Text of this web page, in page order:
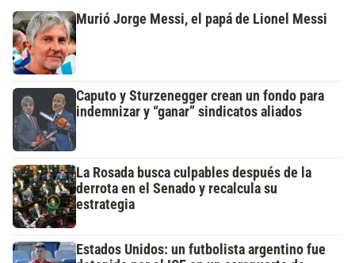
Murió Jorge Messi, el papá de Lionel Messi
Caputo y Sturzenegger crean un fondo para
indemnizar y “ganar” sindicatos aliados
La Rosada busca culpables después de la
derrota en el Senado y recalcula su
estrategia
Estados Unidos: un futbolista argentino fue